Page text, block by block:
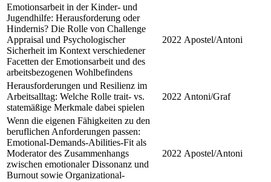
Emotionsarbeit in der Kinder- und
Jugendhilfe: Herausforderung oder
Hindernis? Die Rolle von Challenge
Appraisal und Psychologischer
Sicherheit im Kontext verschiedener
Facetten der Emotionsarbeit und des
arbeitsbezogenen Wohlbefindens
2022 Apostel/Antoni
Herausforderungen und Resilienz im
Arbeitsalltag: Welche Rolle trait- vs.
statemäßige Merkmale dabei spielen
2022 Antoni/Graf
Wenn die eigenen Fähigkeiten zu den
beruflichen Anforderungen passen:
Emotional-Demands-Abilities-Fit als
Moderator des Zusammenhangs
zwischen emotionaler Dissonanz und
Burnout sowie Organizational-
2022 Apostel/Antoni